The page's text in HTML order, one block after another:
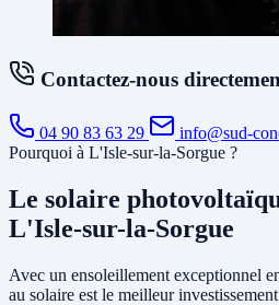
Contactez-nous
04 90 83 63 29
info@sud-
Pourquoi à L'Isle-sur-la-Sorgue ?
Le solaire
L'Isle-sur-la-Sorgue
Avec un ensoleillement exceptionnel
au solaire est le meilleur